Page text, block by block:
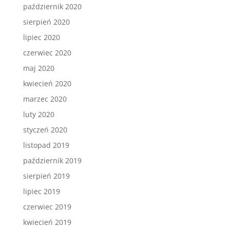
październik 2020
sierpień 2020
lipiec 2020
czerwiec 2020
maj 2020
kwiecień 2020
marzec 2020
luty 2020
styczeń 2020
listopad 2019
październik 2019
sierpień 2019
lipiec 2019
czerwiec 2019
kwiecień 2019